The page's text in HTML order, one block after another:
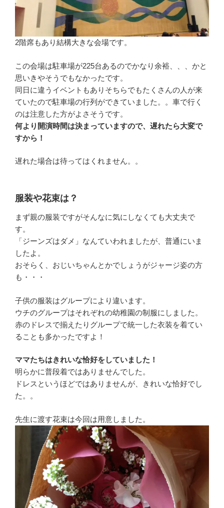
2階席もあり結構大きな会場です。
この会場は駐車場が225台あるのでかなり余裕、、、かと
思いきやそうでもなかったです。
同日に違うイベントもありそちらでもたくさんの人が来
ていたので駐車場の行列ができていました。。車で行く
のは注意した方がよさそうです。
何より開演時間は決まっていますので、遅れたら大変で
すから！
遅れた場合は待ってはくれません。。
服装や花束は？
まず親の服装ですがそんなに気にしなくても大丈夫で
す。
「ジーンズはダメ」なんていわれましたが、普通にいま
したよ。
おそらく、おじいちゃんとかでしょうがジャージ姿の方
も・・・
子供の服装はグループにより違います。
ウチのグループはそれぞれの幼稚園の制服にしました。
赤のドレスで揃えたりグループで統一した衣装を着てい
ることも多かったですよ！
ママたちはきれいな恰好をしていました！
明らかに普段着ではありませんでした。
ドレスというほどではありませんが、きれいな恰好でし
た。。
先生に渡す花束は今回は用意しました。